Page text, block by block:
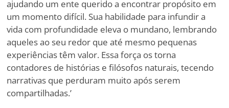
ajudando um ente querido a encontrar propósito em
um momento difícil. Sua habilidade para infundir a
vida com profundidade eleva o mundano, lembrando
aqueles ao seu redor que até mesmo pequenas
experiências têm valor. Essa força os torna
contadores de histórias e filósofos naturais, tecendo
narrativas que perduram muito após serem
compartilhadas.’